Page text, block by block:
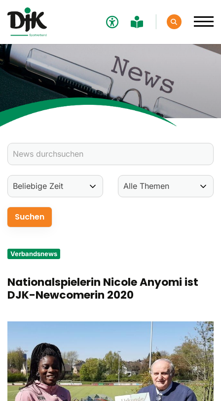
Verbandsnews
Nationalspielerin Nicole Anyomi ist
DJK-Newcomerin 2020
Verband
Aktuelles
Verbands-News
Termine
Verantwortung
Aus- und Fortbildungen
Kontakt